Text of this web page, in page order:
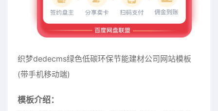
织梦dedecms绿色低碳环保节能建材公司网站模板
(带手机移动端)
模板介绍：